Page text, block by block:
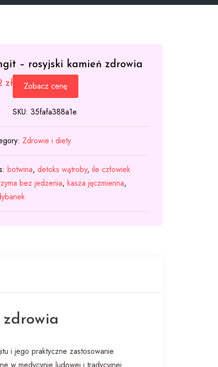
– rosyjski kamień zdrowia
zł Zobacz cenę
SKU:35fafa388a1e
Zdrowie i diety
botwina,detoks wątroby,ile człowiek
bez jedzenia,kasza jęczmienna,
i jego praktyczne zastosowanie